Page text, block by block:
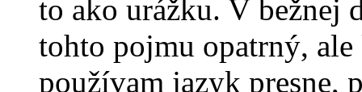
to ako urážku. V bežnej
tohto pojmu opatrný,
používam jazyk presne,